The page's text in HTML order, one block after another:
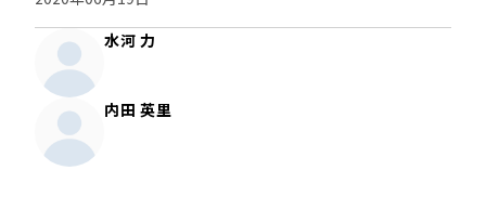
水河 力
内田 英里